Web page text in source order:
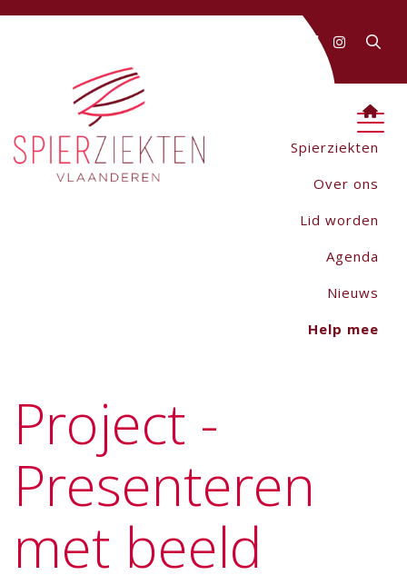
FAQ
Spierziekten
Over ons
Lid worden
Agenda
Nieuws
Help mee
Project -
Presenteren
met beeld